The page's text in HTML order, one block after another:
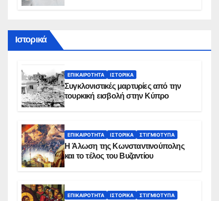
Ιστορικά
ΕΠΙΚΑΙΡΌΤΗΤΑ ΙΣΤΟΡΙΚΆ
Συγκλονιστικές μαρτυρίες από την
τουρκική εισβολή στην Κύπρο
ΕΠΙΚΑΙΡΌΤΗΤΑ ΙΣΤΟΡΙΚΆ ΣΤΙΓΜΙΌΤΥΠΑ
Η Άλωση της Κωνσταντινούπολης
και το τέλος του Βυζαντίου
ΕΠΙΚΑΙΡΌΤΗΤΑ ΙΣΤΟΡΙΚΆ ΣΤΙΓΜΙΌΤΥΠΑ